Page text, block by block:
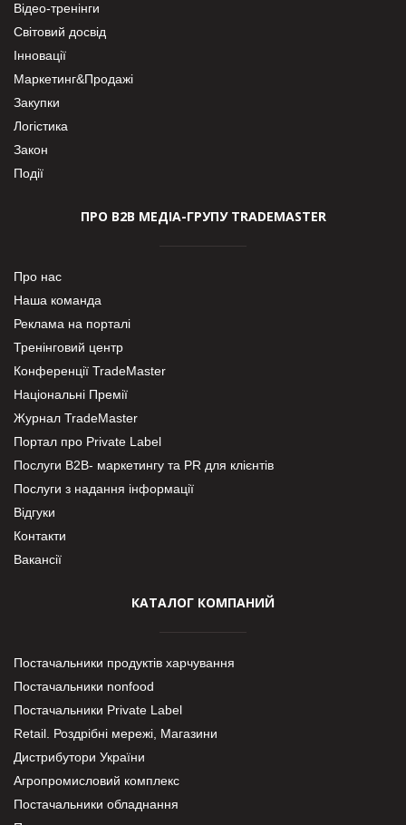
Відео-тренінги
Світовий досвід
Інновації
Маркетинг&Продажі
Закупки
Логістика
Закон
Події
ПРО В2В МЕДІА-ГРУПУ TRADEMASTER
Про нас
Наша команда
Реклама на порталі
Тренінговий центр
Конференції TradeMaster
Національні Премії
Журнал TradeMaster
Портал про Private Label
Послуги В2В- маркетингу та PR для клієнтів
Послуги з надання інформації
Відгуки
Контакти
Вакансії
КАТАЛОГ КОМПАНИЙ
Постачальники продуктів харчування
Постачальники nonfood
Постачальники Private Label
Retail. Роздрібні мережі, Магазини
Дистрибутори України
Агропромисловий комплекс
Постачальники обладнання